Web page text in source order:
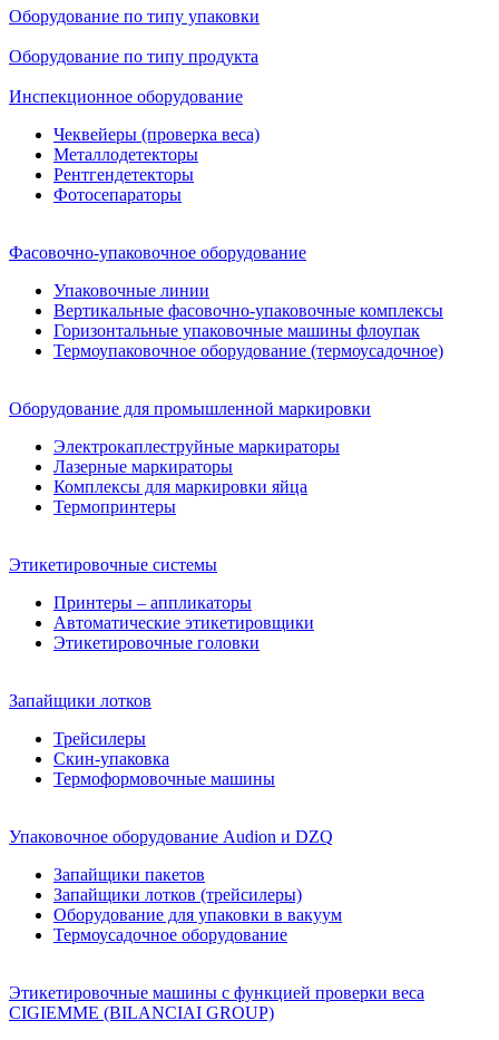
Оборудование по типу упаковки
Оборудование по типу продукта
Инспекционное оборудование
Чеквейеры (проверка веса)
Металлодетекторы
Рентгендетекторы
Фотосепараторы
Фасовочно-упаковочное оборудование
Упаковочные линии
Вертикальные фасовочно-упаковочные комплексы
Горизонтальные упаковочные машины флоупак
Термоупаковочное оборудование (термоусадочное)
Оборудование для промышленной маркировки
Электрокаплеструйные маркираторы
Лазерные маркираторы
Комплексы для маркировки яйца
Термопринтеры
Этикетировочные системы
Принтеры – аппликаторы
Автоматические этикетировщики
Этикетировочные головки
Запайщики лотков
Трейсилеры
Скин-упаковка
Термоформовочные машины
Упаковочное оборудование Audion и DZQ
Запайщики пакетов
Запайщики лотков (трейсилеры)
Оборудование для упаковки в вакуум
Термоусадочное оборудование
Этикетировочные машины с функцией проверки веса
CIGIEMME (BILANCIAI GROUP)